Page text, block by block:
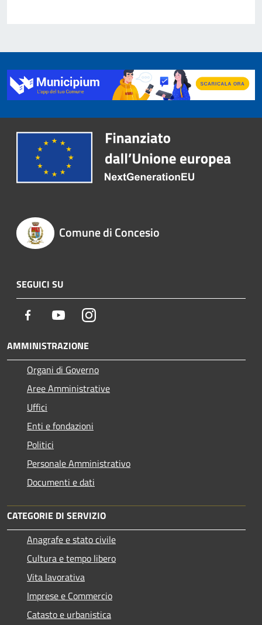
Comune di Concesio
SEGUICI SU
Facebook YoutubeInstagram
AMMINISTRAZIONE
Organi di Governo
Aree Amministrative
Uffici
Enti e fondazioni
Politici
Personale Amministrativo
Documenti e dati
CATEGORIE DI SERVIZIO
Anagrafe e stato civile
Cultura e tempo libero
Vita lavorativa
Imprese e Commercio
Catasto e urbanistica